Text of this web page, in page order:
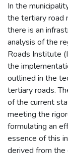
In the
the tertiary road
there is an
analysis of the
Roads Institute
the
outlined in the
tertiary roads.
of the current
meeting the
formulating an
essence of this
derived from the